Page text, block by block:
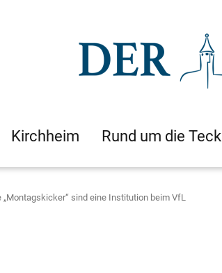
Kirchheim Rund um die Teck
„Montagskicker“ sind eine Institution beim VfL